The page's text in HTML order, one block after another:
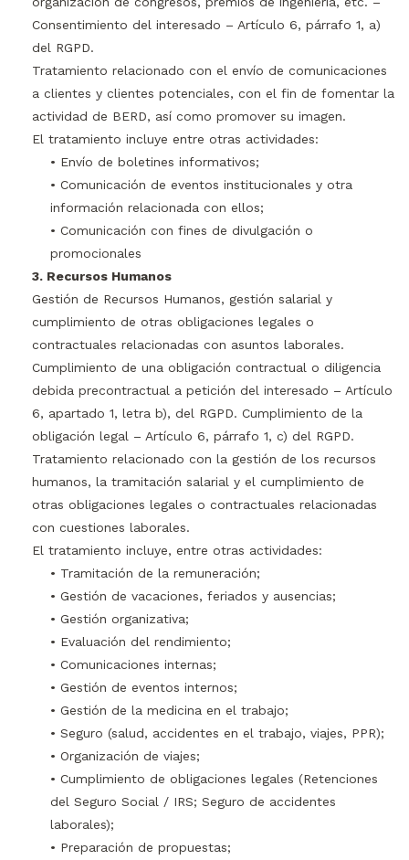
Consentimiento del interesado – Artículo 6, párrafo 1, a)
del RGPD.
Tratamiento relacionado con el envío de comunicaciones
a clientes y clientes potenciales, con el fin de fomentar la
actividad de BERD, así como promover su imagen.
El tratamiento incluye entre otras actividades:
• Envío de boletines informativos;
• Comunicación de eventos institucionales y otra
información relacionada con ellos;
• Comunicación con fines de divulgación o
promocionales
3. Recursos Humanos
Gestión de Recursos Humanos, gestión salarial y
cumplimiento de otras obligaciones legales o
contractuales relacionadas con asuntos laborales.
Cumplimiento de una obligación contractual o diligencia
debida precontractual a petición del interesado – Artículo
6, apartado 1, letra b), del RGPD. Cumplimiento de la
obligación legal – Artículo 6, párrafo 1, c) del RGPD.
Tratamiento relacionado con la gestión de los recursos
humanos, la tramitación salarial y el cumplimiento de
otras obligaciones legales o contractuales relacionadas
con cuestiones laborales.
El tratamiento incluye, entre otras actividades:
• Tramitación de la remuneración;
• Gestión de vacaciones, feriados y ausencias;
• Gestión organizativa;
• Evaluación del rendimiento;
• Comunicaciones internas;
• Gestión de eventos internos;
• Gestión de la medicina en el trabajo;
• Seguro (salud, accidentes en el trabajo, viajes, PPR);
• Organización de viajes;
• Cumplimiento de obligaciones legales (Retenciones
del Seguro Social / IRS; Seguro de accidentes
laborales);
• Preparación de propuestas;